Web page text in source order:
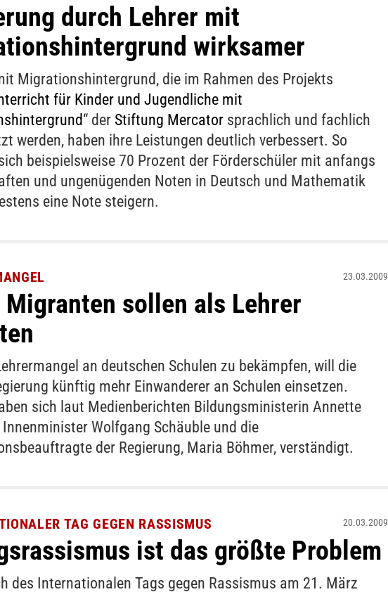
durch Lehrer mit
wirksamer
Migrationshintergrund, die im Rahmen des Projekts
für Kinder und Jugendliche mit
“ der Stiftung Mercator sprachlich und fachlich
werden, haben ihre Leistungen deutlich verbessert. So
beispielsweise 70 Prozent der Förderschüler mit anfangs
und ungenügenden Noten in Deutsch und Mathematik
eine Note steigern.
Migranten sollen als Lehrer
23.03.2009
an deutschen Schulen zu bekämpfen, will die
künftig mehr Einwanderer an Schulen einsetzen.
sich laut Medienberichten Bildungsministerin Annette
Innenminister Wolfgang Schäuble und die
der Regierung, Maria Böhmer, verständigt.
TAG GEGEN RASSISMUS
ist das größte Problem
20.03.2009
des Internationalen Tags gegen Rassismus am 21. März